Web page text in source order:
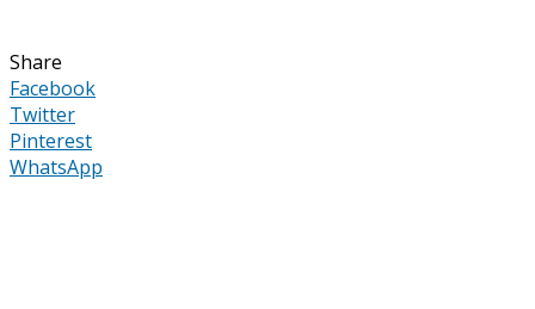
Share
Facebook
Twitter
Pinterest
WhatsApp